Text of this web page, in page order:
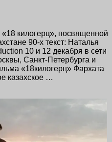
килогерц», посвященной
90-х текст: Наталья
10 и 12 декабря в сети
Санкт-Петербурга и
«18килогерц» Фархата
казахское …